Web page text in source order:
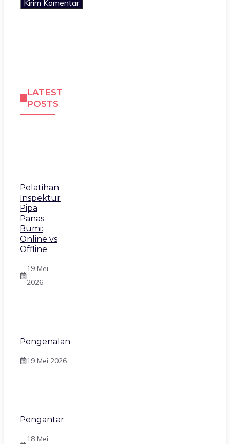
LATEST
POSTS
Pelatihan
Inspektur
Pipa
Panas
Bumi:
Online vs
Offline
19 Mei
2026
Pengenalan
19 Mei 2026
Pengantar
18 Mei